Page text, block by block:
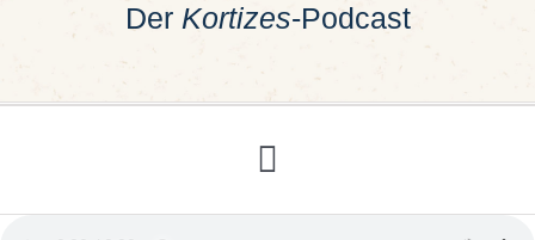
Der Kortizes-Podcast
Toggle
Navigation